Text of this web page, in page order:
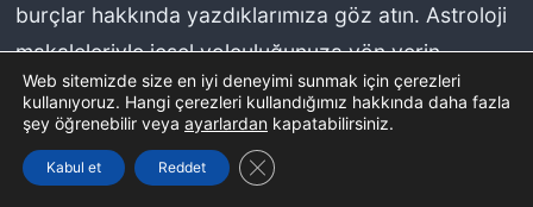
burçlar hakkında yazdıklarımıza göz atın. Astroloji
makaleleriyle içsel yolculuğunuza yön verin.
Kurumsal
Hakkımızda
Web sitemizde size en iyi deneyimi sunmak için çerezleri
kullanıyoruz. Hangi çerezleri kullandığımız hakkında daha fazla
şey öğrenebilir veya ayarlardan kapatabilirsiniz.
Kabul et Reddet GDPR çerez şeridini kapat